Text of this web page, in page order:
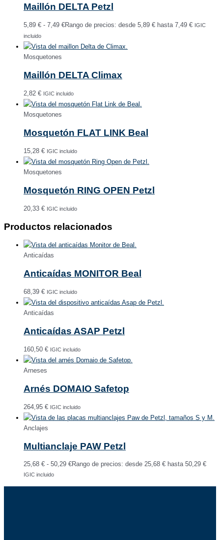
Maillón DELTA Petzl
5,89 € - 7,49 €Rango de precios: desde 5,89 € hasta 7,49 € IGIC
incluido
Mosquetones
Maillón DELTA Climax
2,82 € IGIC incluido
Mosquetones
Mosquetón FLAT LINK Beal
15,28 € IGIC incluido
Mosquetones
Mosquetón RING OPEN Petzl
20,33 € IGIC incluido
Productos relacionados
Anticaídas
Anticaídas MONITOR Beal
68,39 € IGIC incluido
Anticaídas
Anticaídas ASAP Petzl
160,50 € IGIC incluido
Arneses
Arnés DOMAIO Safetop
264,95 € IGIC incluido
Anclajes
Multianclaje PAW Petzl
25,68 € - 50,29 €Rango de precios: desde 25,68 € hasta 50,29 €
IGIC incluido